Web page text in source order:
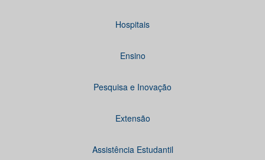
Hospitais
Ensino
Pesquisa e Inovação
Extensão
Assistência Estudantil